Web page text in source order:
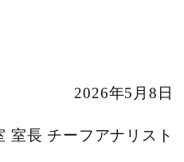
2026年5月8日
室長 チーフアナリスト